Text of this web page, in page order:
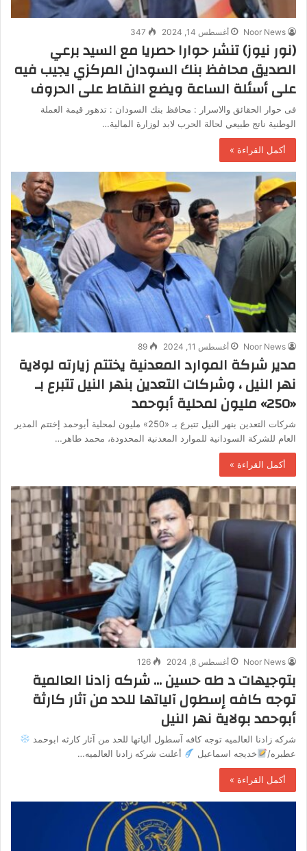
Noor News أغسطس 14, 2024 347
(نور نيوز) تنشر حوارا حصريا مع السيد برعي
الصديق محافظ بنك السودان المركزي يجيب فيه
على أسئلة الساعة ويضع النقاط على الحروف
فى حوار الحقائق والاسرار : محافظ بنك السودان : تدهور قيمة العملة
الوطنية ناتج طبيعي لحالة الحرب لابد لوزارة المالية…
أكمل القراءة »
Noor News أغسطس 11, 2024 89
مدير شركة الموارد المعدنية يختتم زيارته لولاية
نهر النيل ، وشركات التعدين بنهر النيل تتبرع بـ
«250» مليون لمحلية أبوحمد
شركات التعدين بنهر النيل تتبرع بـ «250» مليون لمحلية أبوحمد إختتم المدير
العام للشركة السودانية للموارد المعدنية المحدودة، محمد طاهر…
أكمل القراءة »
Noor News أغسطس 8, 2024 126
بتوجيهات د طه حسين … شركه زادنا العالمية
توجه كافه إسطول آلياتها للحد من آثار كارثة
أبوحمد بولاية نهر النيل
شركه زادنا العالميه توجه كافه آسطول ألياتها للحد من آثار كارثه ابوحمد
عطبره/
خديجه اسماعيل أعلنت شركه زادنا العالميه…
أكمل القراءة »